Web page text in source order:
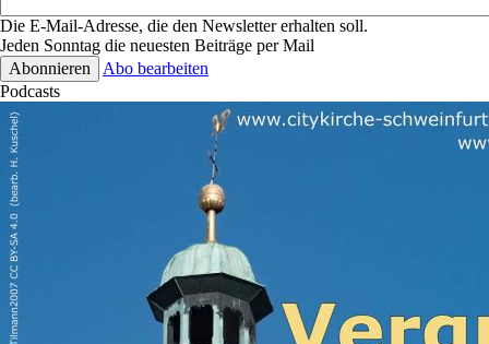
Die E-Mail-Adresse, die den Newsletter erhalten soll.
Jeden Sonntag die neuesten Beiträge per Mail
Abo bearbeiten
Podcasts